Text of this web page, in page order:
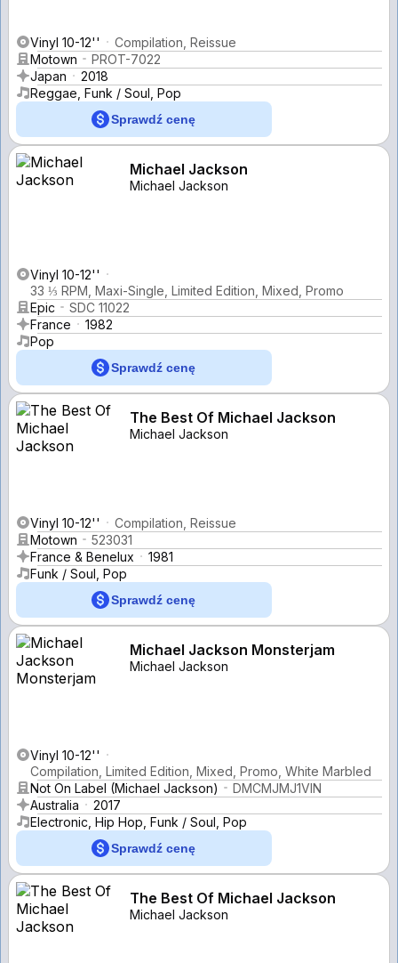
Vinyl 10-12''
Compilation, Reissue
Motown
PROT-7022
Japan
2018
Reggae, Funk / Soul, Pop
Sprawdź cenę
Michael Jackson
Michael Jackson
Vinyl 10-12''
33 ⅓ RPM, Maxi-Single, Limited Edition, Mixed, Promo
Epic
SDC 11022
France
1982
Pop
Sprawdź cenę
The Best Of Michael Jackson
Michael Jackson
Vinyl 10-12''
Compilation, Reissue
Motown
523031
France & Benelux
1981
Funk / Soul, Pop
Sprawdź cenę
Michael Jackson Monsterjam
Michael Jackson
Vinyl 10-12''
Compilation, Limited Edition, Mixed, Promo, White Marbled
Not On Label (Michael Jackson)
DMCMJMJ1VIN
Australia
2017
Electronic, Hip Hop, Funk / Soul, Pop
Sprawdź cenę
The Best Of Michael Jackson
Michael Jackson